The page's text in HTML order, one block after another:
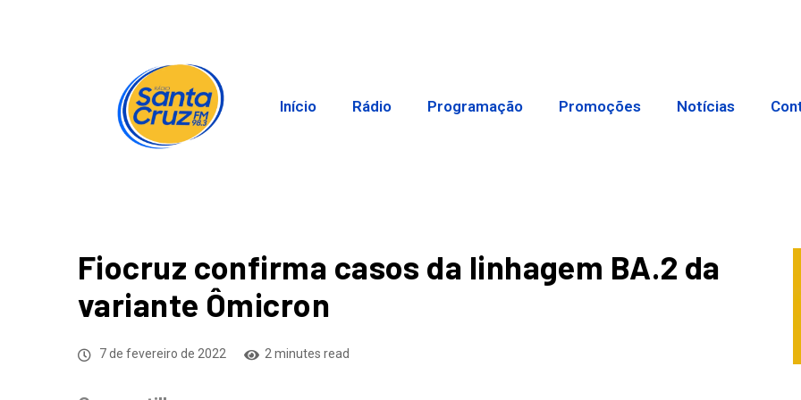
Início Rádio Programação Promoções Notícias
Fiocruz confirma casos da linhagem BA.2 da
variante Ômicron
7 de fevereiro de 2022 2 minutes read